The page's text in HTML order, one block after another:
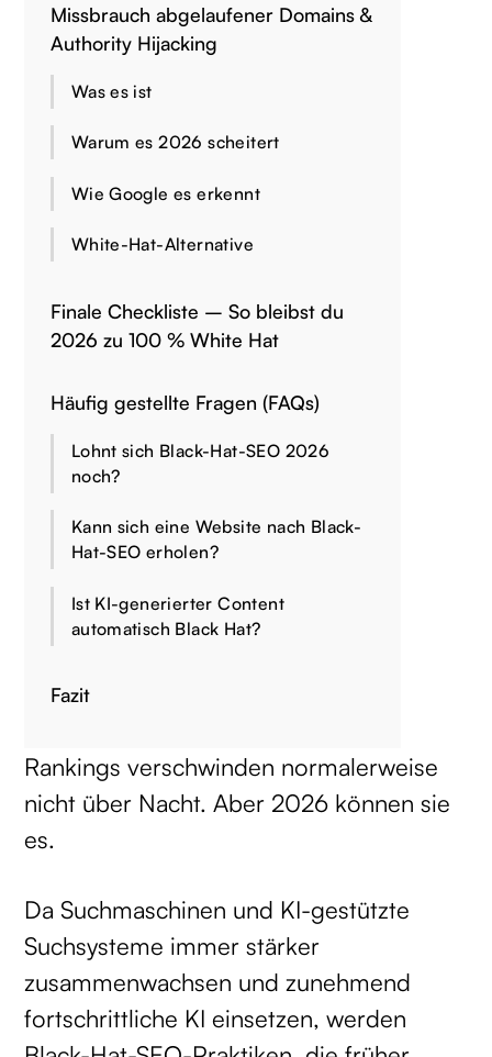
Missbrauch abgelaufener Domains &
Authority Hijacking
Was es ist
Warum es 2026 scheitert
Wie Google es erkennt
White-Hat-Alternative
Finale Checkliste – So bleibst du
2026 zu 100 % White Hat
Häufig gestellte Fragen (FAQs)
Lohnt sich Black-Hat-SEO 2026
noch?
Kann sich eine Website nach Black-
Hat-SEO erholen?
Ist KI-generierter Content
automatisch Black Hat?
Fazit
Rankings verschwinden normalerweise
nicht über Nacht. Aber 2026 können sie
es.
Da Suchmaschinen und KI-gestützte
Suchsysteme immer stärker
zusammenwachsen und zunehmend
fortschrittliche KI einsetzen, werden